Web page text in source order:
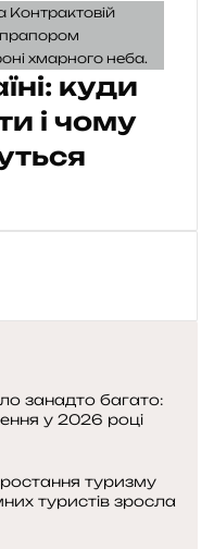
куди
і чому
занадто багато:
у 2026 році
туризму
туристів зросла